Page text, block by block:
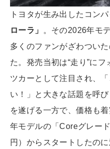
トヨタが生み出したコン
ローラ」
。その2026年モ
多くのファンがざわつい
た。発売当初は“走り”に
ツカーとして注目され、
い！」と大きな話題を呼
を遂げる一方で、価格も
年モデルの「Coreグレー
円）からスタートしたの